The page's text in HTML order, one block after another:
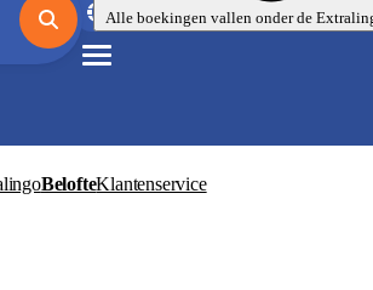
Alle boekingen vallen onder de
Nl EUR
BelofteKlantenservice